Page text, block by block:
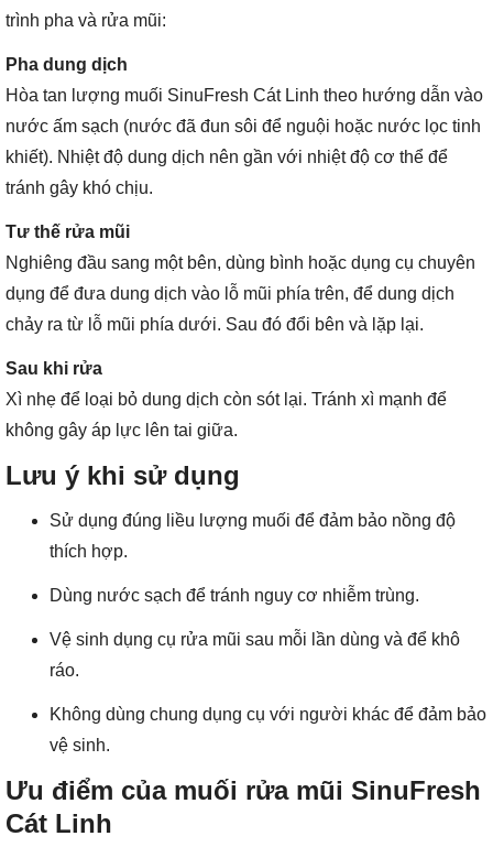
trình pha và rửa mũi:
Pha dung dịch
Hòa tan lượng muối SinuFresh Cát Linh theo hướng dẫn vào
nước ấm sạch (nước đã đun sôi để nguội hoặc nước lọc tinh
khiết). Nhiệt độ dung dịch nên gần với nhiệt độ cơ thể để
tránh gây khó chịu.
Tư thế rửa mũi
Nghiêng đầu sang một bên, dùng bình hoặc dụng cụ chuyên
dụng để đưa dung dịch vào lỗ mũi phía trên, để dung dịch
chảy ra từ lỗ mũi phía dưới. Sau đó đổi bên và lặp lại.
Sau khi rửa
Xì nhẹ để loại bỏ dung dịch còn sót lại. Tránh xì mạnh để
không gây áp lực lên tai giữa.
Lưu ý khi sử dụng
Sử dụng đúng liều lượng muối để đảm bảo nồng độ
thích hợp.
Dùng nước sạch để tránh nguy cơ nhiễm trùng.
Vệ sinh dụng cụ rửa mũi sau mỗi lần dùng và để khô
ráo.
Không dùng chung dụng cụ với người khác để đảm bảo
vệ sinh.
Ưu điểm của muối rửa mũi SinuFresh
Cát Linh